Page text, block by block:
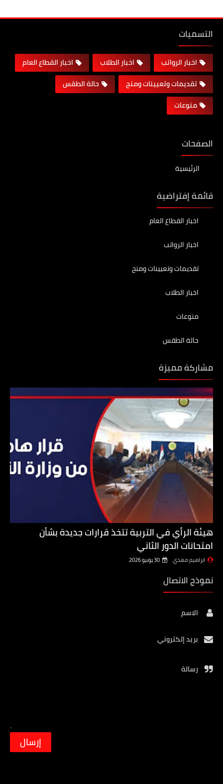
التسميات
اخبار الرواتب اخبار الطلاب
اخبار القطاع العام
تقديمات وتعيينات ومنح
حالة الطقس
منوعات
الصفحات
الرئيسية
قائمة إفتراضية
اخبار القطاع العام
اخبار الرواتب
تقديمات وتعيينات ومنح
اخبار الطلاب
منوعات
حالة الطقس
مشاركة مميزة
هيئة الرأي في التربية تتخذ قرارات جديدة بشأن
امتحانات الدور الثاني
ابراهيم مهدي 30 يونيو 2026
نموذج الاتصال
الاسم
بريد إلكتروني
رسالة